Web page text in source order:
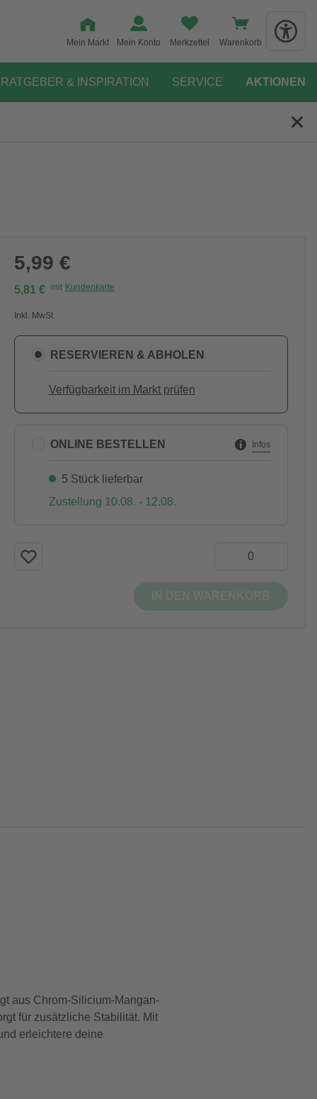
Mein Markt Mein Konto Merkzettel Warenkorb
RATGEBER & INSPIRATION SERVICE AKTIONEN
5,99 €
5,81 € mit Kundenkarte
Inkl. MwSt.
RESERVIEREN & ABHOLEN
Verfügbarkeit im Markt prüfen
ONLINE BESTELLEN Infos
5 Stück lieferbar
Zustellung 10.08. - 12.08.
aus Chrom-Silicium-Mangan-
für zusätzliche Stabilität. Mit
erleichtere deine